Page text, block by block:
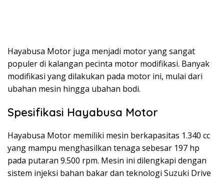
Hayabusa Motor juga menjadi motor yang sangat
populer di kalangan pecinta motor modifikasi. Banyak
modifikasi yang dilakukan pada motor ini, mulai dari
ubahan mesin hingga ubahan bodi.
Spesifikasi Hayabusa Motor
Hayabusa Motor memiliki mesin berkapasitas 1.340 cc
yang mampu menghasilkan tenaga sebesar 197 hp
pada putaran 9.500 rpm. Mesin ini dilengkapi dengan
sistem injeksi bahan bakar dan teknologi Suzuki Drive